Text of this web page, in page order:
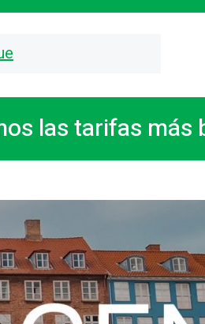
las tarifas más